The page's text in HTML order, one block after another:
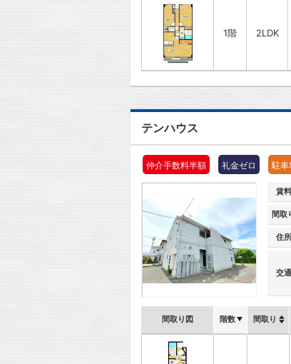
1階 2LDK
テンハウス
仲介手数料半額 礼金ゼロ 駐車
賃料
間取
住所
交通
間取り図 階数 間取り